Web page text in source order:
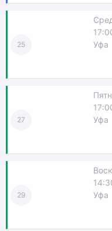
25
Уфа
27
Уфа
29
Уфа